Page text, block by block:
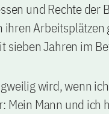
und Rechte der
ihren
sieben Jahren im
wird, wenn
Mein Mann und